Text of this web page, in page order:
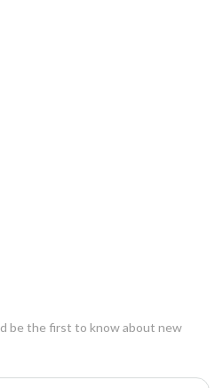
be the first to know about new